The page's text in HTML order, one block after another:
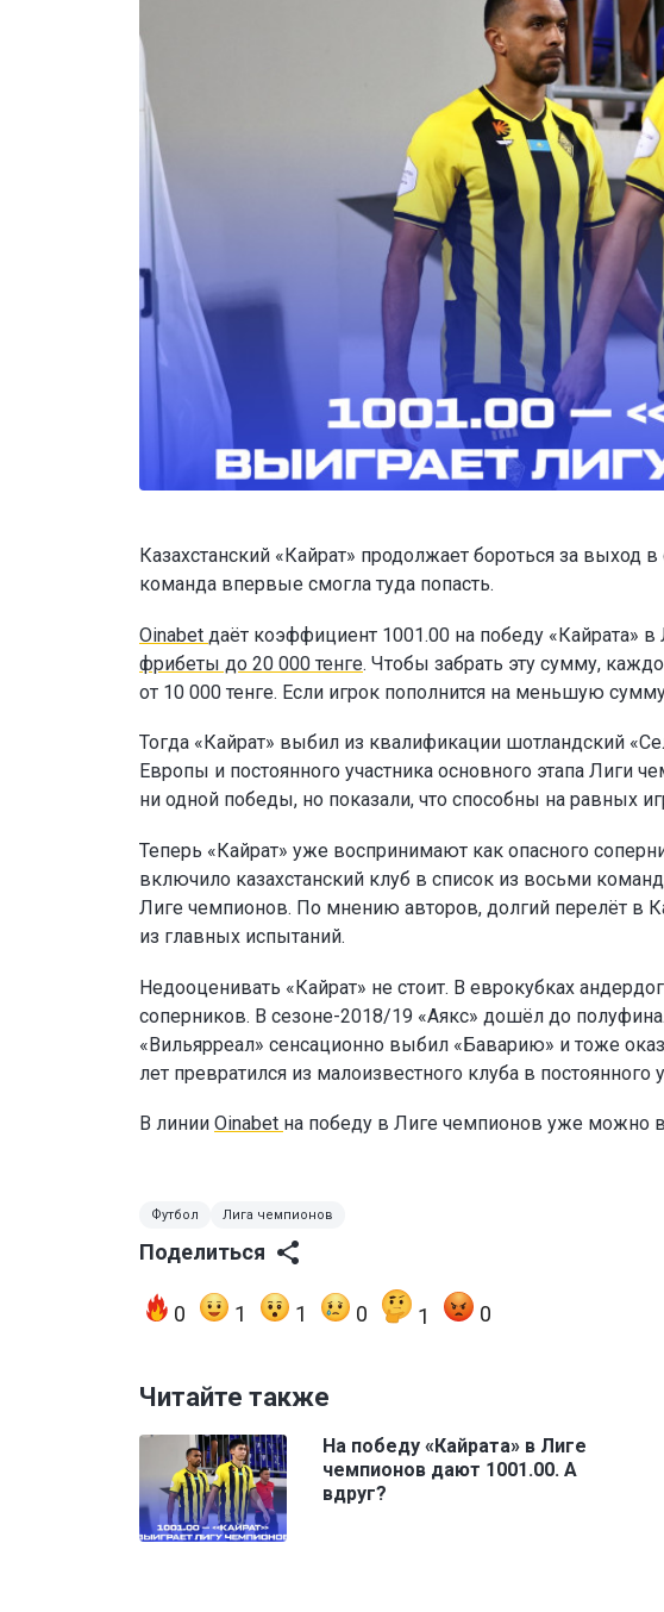
Казахстанский «Кайрат» продолжает бороться за
команда впервые смогла туда попасть.
Oinabet даёт коэффициент 1001.00 на победу «Кайрата»
фрибеты до 20 000 тенге. Чтобы забрать эту сумму,
от 10 000 тенге. Если игрок пополнится на меньшую
Тогда «Кайрат» выбил из квалификации шотландский
Европы и постоянного участника основного этапа
ни одной победы, но показали, что способны на равных
Теперь «Кайрат» уже воспринимают как опасного
включило казахстанский клуб в список из восьми
Лиге чемпионов. По мнению авторов, долгий перелёт в
из главных испытаний.
Недооценивать «Кайрат» не стоит. В еврокубках
соперников. В сезоне-2018/19 «Аякс» дошёл до
«Вильярреал» сенсационно выбил «Баварию» и тоже
лет превратился из малоизвестного клуба в постоянного
В линии Oinabet на победу в Лиге чемпионов уже можно
Футбол Лига чемпионов
Поделиться
0 1 1 0 1 0
Читайте также
На победу «Кайрата» в Лиге
чемпионов дают 1001.00. А
вдруг?